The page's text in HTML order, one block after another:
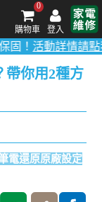
登入
0
購物車
價格 MacBook維修/價
請點我！多數品項
帶你用2種方
電還原原廠設定